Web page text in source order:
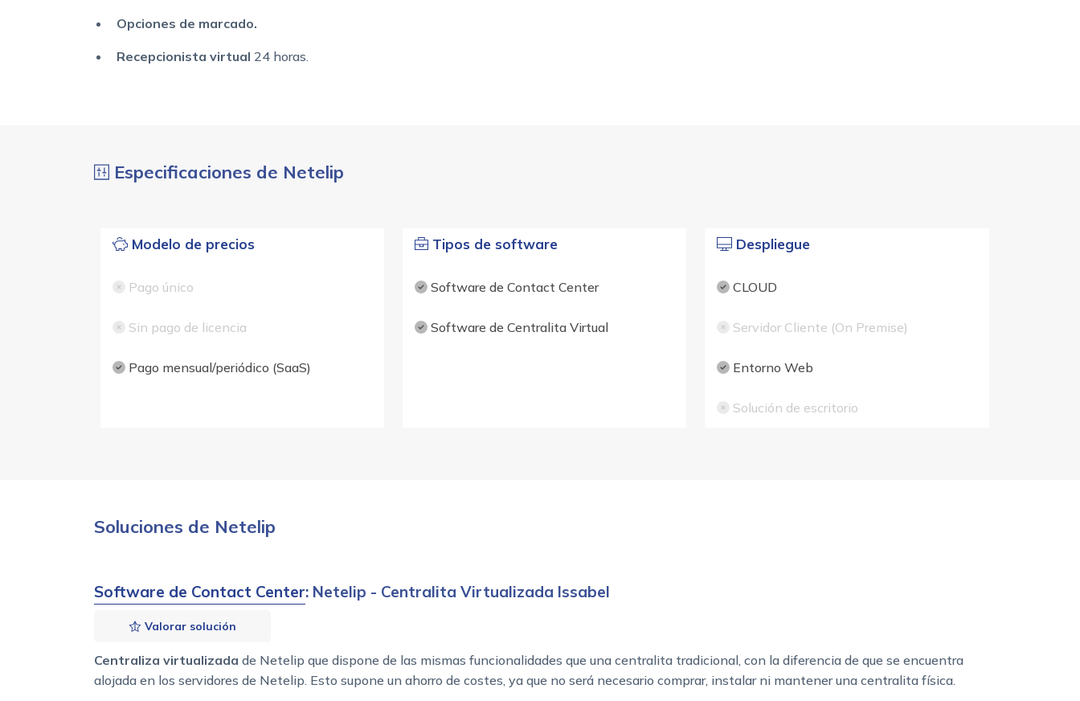
Opciones de marcado.
Recepcionista virtual 24 horas.
Especificaciones de Netelip
Modelo de precios
Pago único
Sin pago de licencia
Pago mensual/periódico (SaaS)
Tipos de software
Software de Contact Center
Software de Centralita Virtual
Despliegue
CLOUD
Servidor Cliente (On Premise)
Entorno Web
Solución de escritorio
Soluciones de Netelip
Software de Contact Center: Netelip - Centralita Virtualizada Issabel
Valorar solución
Centraliza virtualizada de Netelip que dispone de las mismas funcionalidades que una centralita tradicional, con la diferencia de que se encuentra
alojada en los servidores de Netelip. Esto supone un ahorro de costes, ya que no será necesario comprar, instalar ni mantener una centralita física.